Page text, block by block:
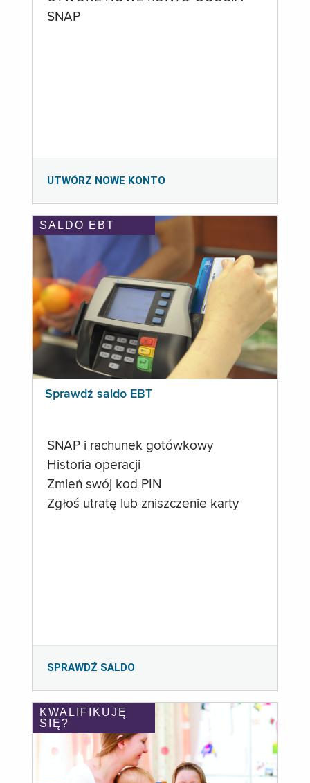
SNAP
UTWÓRZ NOWE KONTO
SALDO EBT
Sprawdź saldo EBT
SNAP i rachunek gotówkowy
Historia operacji
Zmień swój kod PIN
Zgłoś utratę lub zniszczenie karty
SPRAWDŹ SALDO
KWALIFIKUJĘ
SIĘ?